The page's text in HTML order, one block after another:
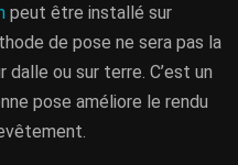
peut être installé sur
de pose ne sera pas la
ou sur terre. C’est un
pose améliore le rendu